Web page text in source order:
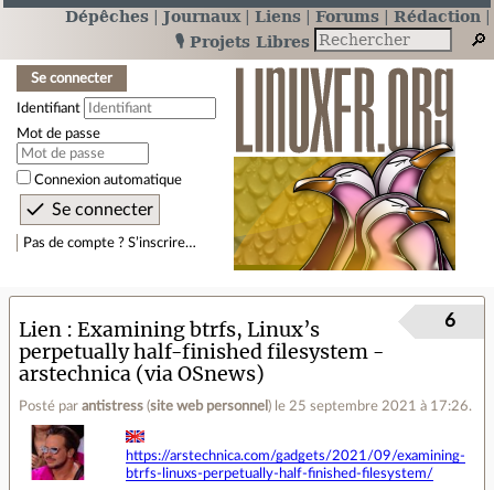
Dépêches Journaux Liens Forums
Rédaction
🎙️ Projets Libres
Se connecter
Identifiant
Mot de passe
Connexion automatique
Pas de compte ? S’inscrire…
Lien
Examining btrfs, Linux’s
perpetually half-finished filesystem -
arstechnica (via OSnews)
Posté par antistress (site web personnel ) le 25 septembre 2021 à 17:26.
6
https://arstechnica.com/gadgets/2021/09/examining-
btrfs-linuxs-perpetually-half-finished-filesystem/